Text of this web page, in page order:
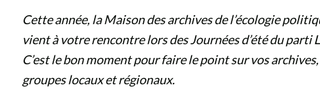
Cette année, la Maison des archives de l’écologie
vient à votre rencontre lors des Journées d’été du parti
C’est le bon moment pour faire le point sur vos
groupes locaux et régionaux.